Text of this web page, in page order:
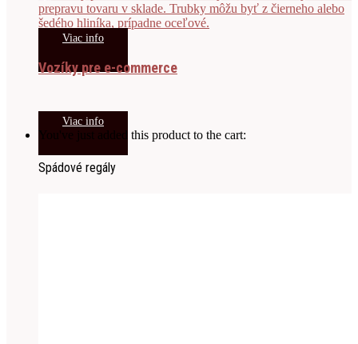
Viac info
Vozíky pre e-commerce
Viac info
You've just added this product to the cart:
Spádové regály